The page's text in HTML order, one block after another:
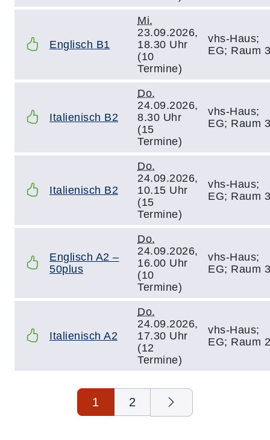
Englisch B1
Mi.
23.09.2026,
18.30 Uhr
(10
Termine)
vhs-Haus;
EG; Raum 3
Italienisch B2
Do.
24.09.2026,
8.30 Uhr
(15
Termine)
vhs-Haus;
EG; Raum 3
Italienisch B2
Do.
24.09.2026,
10.15 Uhr
(15
Termine)
vhs-Haus;
EG; Raum 3
Englisch A2 –
50plus
Do.
24.09.2026,
16.00 Uhr
(10
Termine)
vhs-Haus;
EG; Raum 3
Italienisch A2
Do.
24.09.2026,
17.30 Uhr
(12
Termine)
vhs-Haus;
EG; Raum 2
Seite 1 von 2
1 2